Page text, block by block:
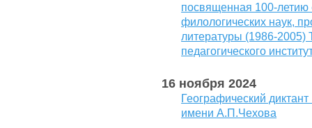
посвященная 100-летию
филологических наук,
литературы (1986-2005)
педагогического
16 ноября 2024
Географический
имени А.П.Чехова